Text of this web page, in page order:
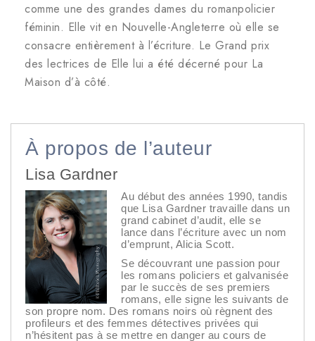
comme une des grandes dames du romanpolicier
féminin. Elle vit en Nouvelle-Angleterre où elle se
consacre entièrement à l’écriture. Le Grand prix
des lectrices de Elle lui a été décerné pour La
Maison d’à côté.
À propos de l’auteur
Lisa Gardner
Au début des années 1990, tandis
que Lisa Gardner travaille dans un
grand cabinet d’audit, elle se
lance dans l’écriture avec un nom
d’emprunt, Alicia Scott.
Se découvrant une passion pour
les romans policiers et galvanisée
par le succès de ses premiers
romans, elle signe les suivants de
son propre nom. Des romans noirs où règnent des
profileurs et des femmes détectives privées qui
n’hésitent pas à se mettre en danger au cours de